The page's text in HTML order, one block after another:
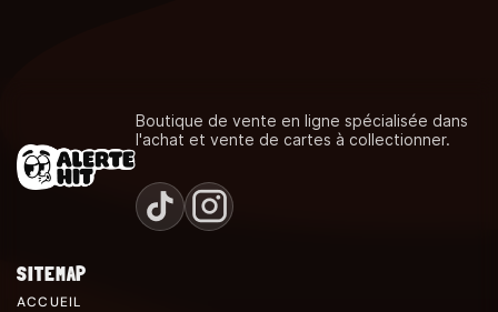
Boutique de vente en ligne spécialisée dans
l'achat et vente de cartes à collectionner.
SITEMAP
ACCUEIL